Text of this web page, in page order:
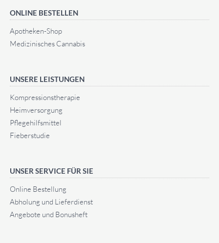
ONLINE BESTELLEN
Apotheken-Shop
Medizinisches Cannabis
UNSERE LEISTUNGEN
Kompressionstherapie
Heimversorgung
Pflegehilfsmittel
Fieberstudie
UNSER SERVICE FÜR SIE
Online Bestellung
Abholung und Lieferdienst
Angebote und Bonusheft